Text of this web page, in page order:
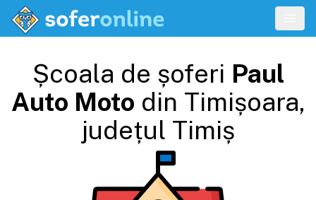
Școala de șoferi Paul
Auto Moto din Timișoara,
județul Timiș